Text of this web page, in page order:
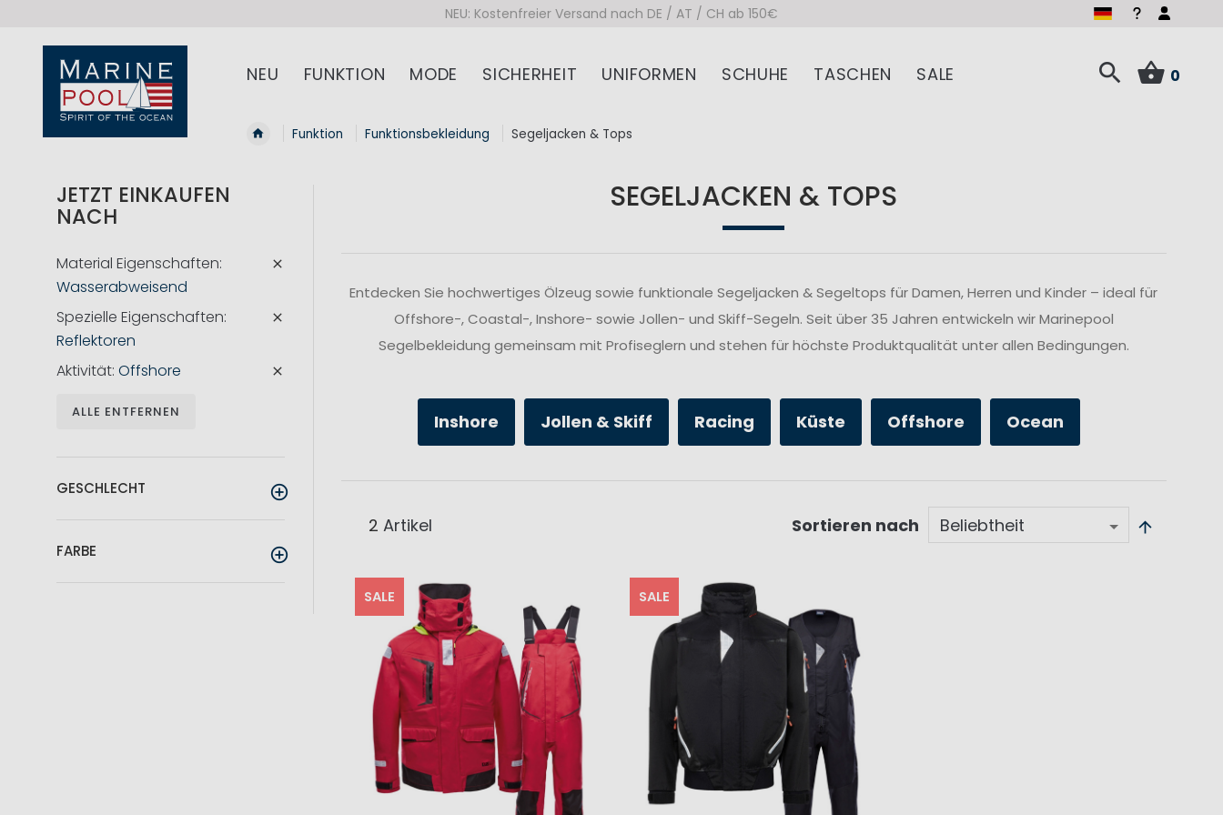
NEU: Kostenfreier Versand nach DE / AT / CH ab 150€
NEU FUNKTION MODE SICHERHEIT UNIFORMEN SCHUHE TASCHEN SALE 0
Funktion Funktionsbekleidung Segeljacken & Tops
SEGELJACKEN & TOPS
Entdecken Sie hochwertiges Ölzeug sowie funktionale Segeljacken & Segeltops für Damen, Herren und Kinder – ideal für
Offshore-, Coastal-, Inshore- sowie Jollen- und Skiff-Segeln. Seit über 35 Jahren entwickeln wir Marinepool
Segelbekleidung gemeinsam mit Profiseglern und stehen für höchste Produktqualität unter allen Bedingungen.
Inshore Jollen & Skiff Racing Küste Offshore Ocean
2 Artikel Sortieren nach
SALE SALE
JETZT EINKAUFEN
NACH
Material Eigenschaften
Wasserabweisend
Spezielle Eigenschaften
Reflektoren
Aktivität Offshore
ALLE ENTFERNEN
GESCHLECHT
FARBE